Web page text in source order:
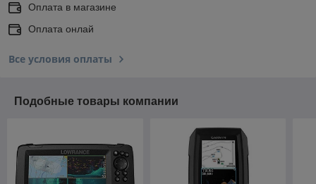
Оплата в магазине
Оплата онлай
Все условия оплаты
Подобные товары компании